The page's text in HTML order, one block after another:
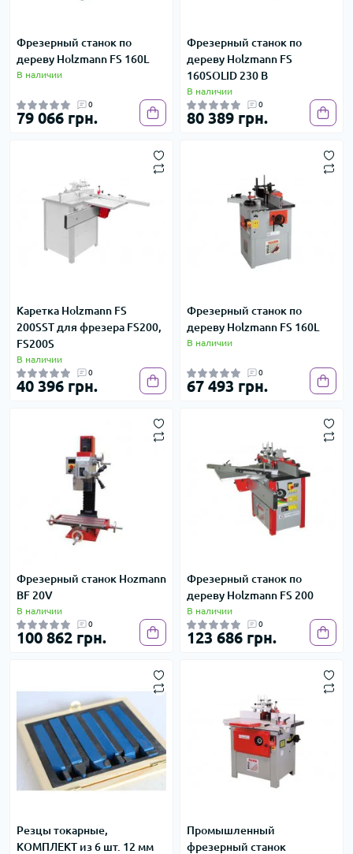
Фрезерный станок по
дереву Holzmann FS 160L
В наличии
0
79 066 грн.
Фрезерный станок по
дереву Holzmann FS
160SOLID 230 В
В наличии
0
80 389 грн.
Каретка Holzmann FS
200SST для фрезера FS200,
FS200S
В наличии
0
40 396 грн.
Фрезерный станок по
дереву Holzmann FS 160L
В наличии
0
67 493 грн.
Фрезерный станок Hozmann
BF 20V
В наличии
0
100 862 грн.
Фрезерный станок по
дереву Holzmann FS 200
В наличии
0
123 686 грн.
Резцы токарные,
КОМПЛЕКТ из 6 шт. 12 мм
Промышленный
фрезерный станок